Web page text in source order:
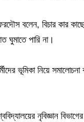
বলেন, বিচার কার
ঘুমাতে পারি না।
ভূমিকা নিয়ে
নৃবিজ্ঞান